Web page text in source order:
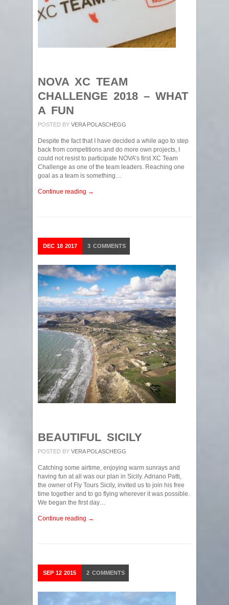
NOVA XC TEAM
CHALLENGE 2018 – WHAT
A FUN
POSTED BY VERA POLASCHEGG
Despite the fact that I have decided a while ago to step
back from competitions and do more own projects, I
could not resist to participate NOVA’s first XC Team
Challenge as one of the team leaders. Reaching one
goal as a team is something…
Continue reading →
DEC 18 2017 3 COMMENTS
BEAUTIFUL SICILY
POSTED BY VERA POLASCHEGG
Catching some airtime, enjoying warm sunrays and
having fun at all was our plan in Sicily. Adriano Patti,
the owner of Fly Tours Sicily, invited us to join his free
time together and to go flying wherever it was possible.
We began the first day…
Continue reading →
SEP 12 2015 2 COMMENTS